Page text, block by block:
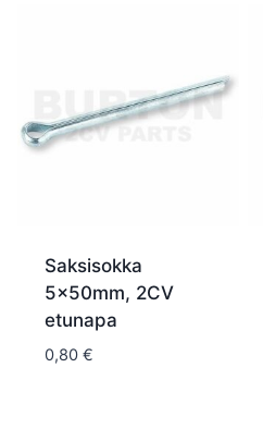
Saksisokka
5x50mm, 2CV
etunapa
0,80 €